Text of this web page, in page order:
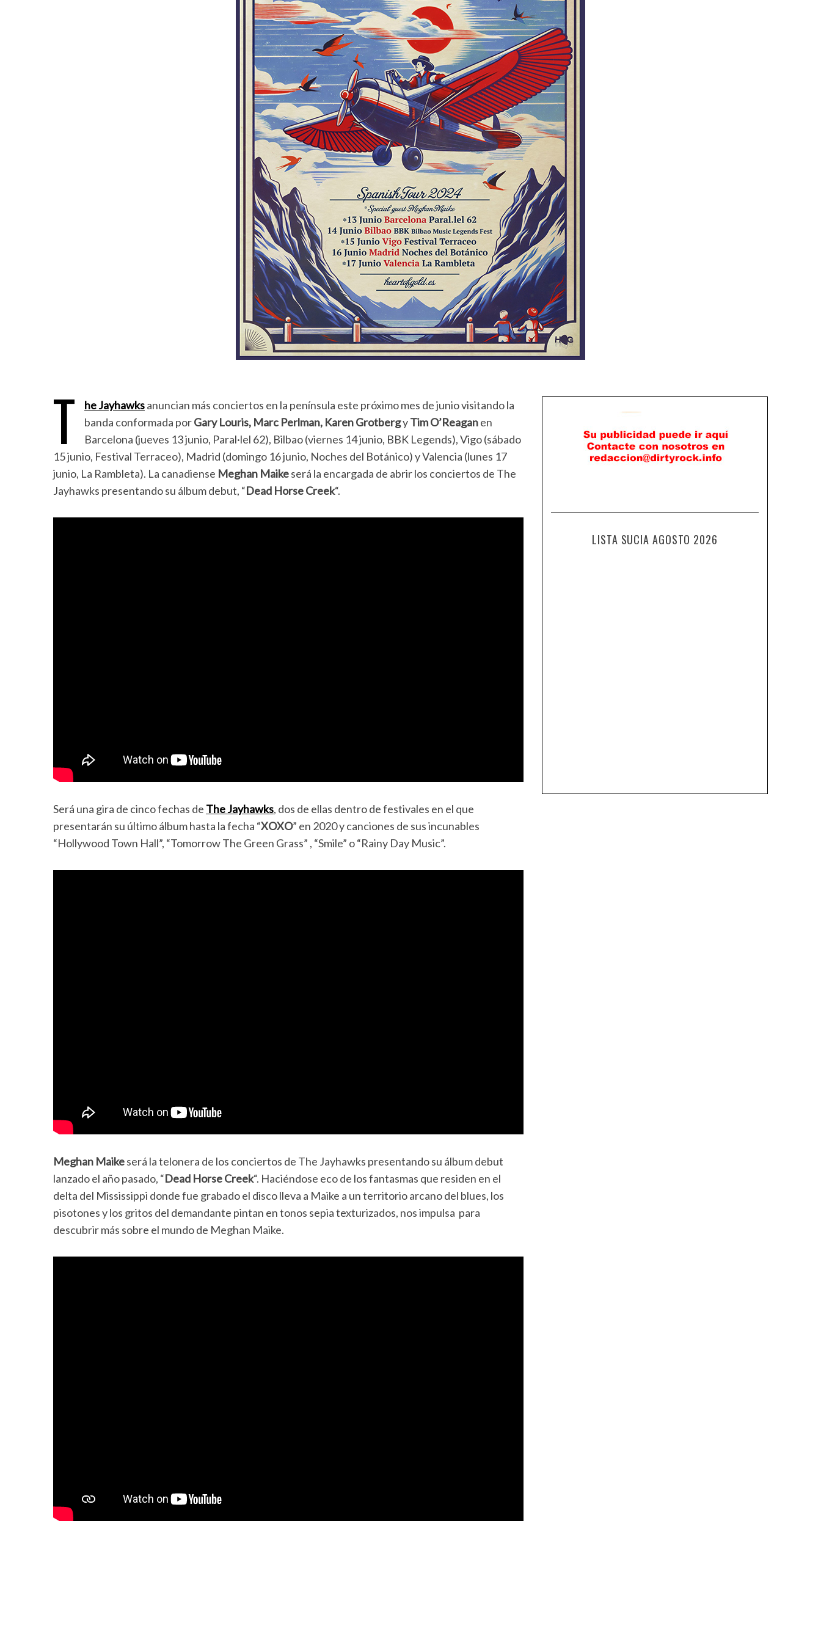
T he Jayhawksanuncian más conciertos en la península este próximo mes de junio visitando la
banda conformada porGary Louris, Marc Perlman, Karen GrotbergyTim O’Reaganen
Barcelona (jueves 13 junio, Paral·lel 62), Bilbao (viernes 14 junio, BBK Legends), Vigo (sábado
15 junio, Festival Terraceo), Madrid (domingo 16 junio, Noches del Botánico) y Valencia (lunes 17
junio, La Rambleta). La canadiense Meghan Maikeserá la encargada de abrir los conciertos de The
Jayhawks presentando su álbum debut, “Dead Horse Creek“.
Será una gira de cinco fechas de The Jayhawks, dos de ellas dentro de festivales en el que
presentarán su último álbum hasta la fecha “XOXO” en 2020 y canciones de sus incunables
“Hollywood Town Hall”, “Tomorrow The Green Grass” , “Smile” o “Rainy Day Music”.
Meghan Maikeserá la telonera de los conciertos de The Jayhawks presentando su álbum debut
lanzado el año pasado, “Dead Horse Creek“. Haciéndose eco de los fantasmas que residen en el
delta del Mississippi donde fue grabado el disco lleva a Maike a un territorio arcano del blues, los
pisotones y los gritos del demandante pintan en tonos sepia texturizados, nos impulsa para
descubrir más sobre el mundo de Meghan Maike.
LISTA SUCIA AGOSTO 2026